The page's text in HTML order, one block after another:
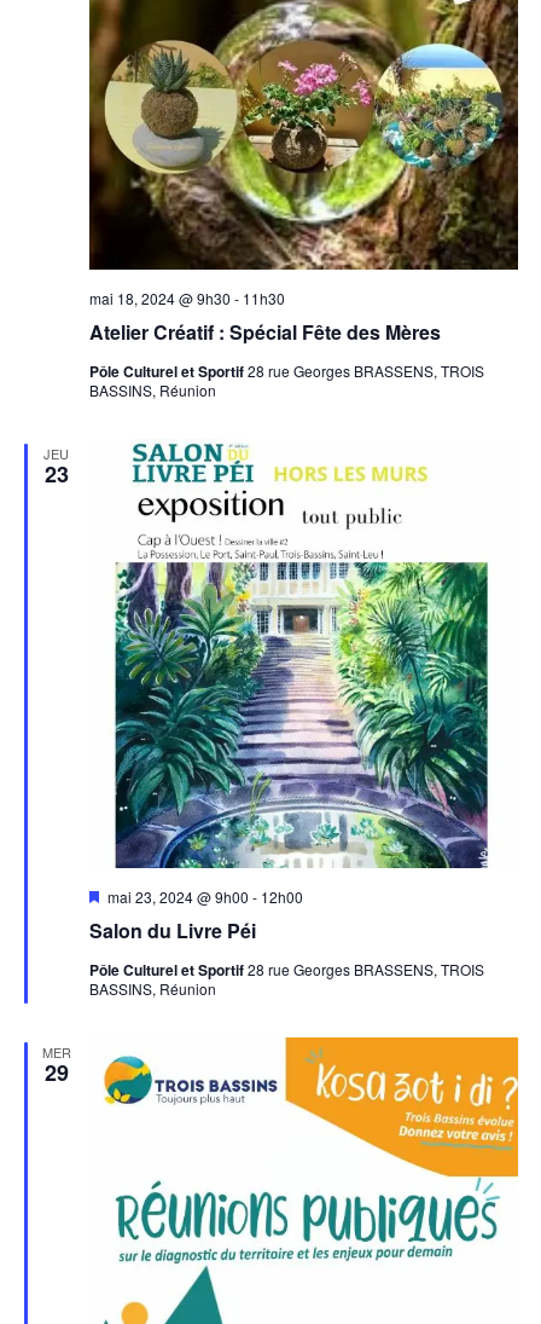
Atelier Créatif : Spécial Fête des Mères
mai 18, 2024 @ 9h30 - 11h30
Pôle Culturel et Sportif28 rue Georges BRASSENS, TROIS
BASSINS, Réunion
JEU
23
Salon du Livre Péi
Mis
avant
mai 23, 2024 @ 9h00 - 12h00
Pôle Culturel et Sportif28 rue Georges BRASSENS, TROIS
BASSINS, Réunion
MER
29